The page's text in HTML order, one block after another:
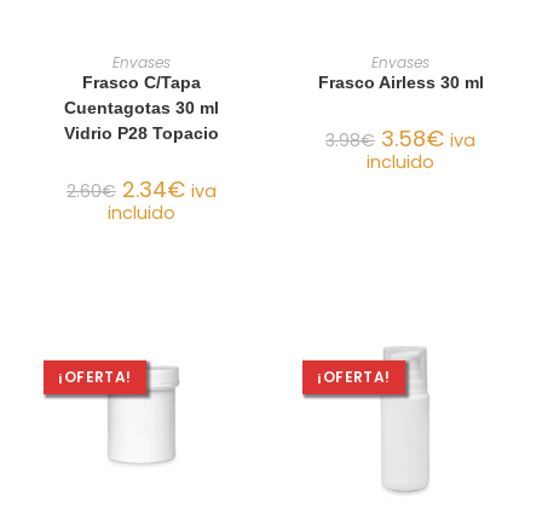
AÑADIR AL CARRITO
Envases
Frasco C/Tapa
Cuentagotas 30 ml
Vidrio P28 Topacio
2.60€ 2.34€ iva
incluido
AÑADIR AL CARRITO
Envases
Frasco Airless 30 ml
3.98€ 3.58€ iva
incluido
¡OFERTA! ¡OFERTA!